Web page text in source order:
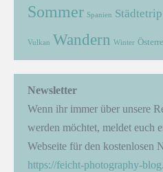
Sommer Spanien Städtetrip
Vulkan Wandern Winter
Newsletter
Wenn ihr immer über unsere
werden möchtet, meldet euch
Webseite für den kostenlosen
https://feicht-photography-